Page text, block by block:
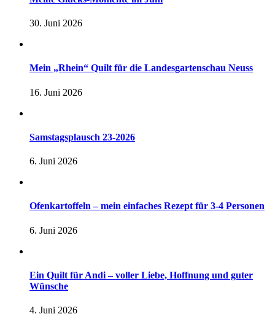
30. Juni 2026
Mein „Rhein“ Quilt für die Landesgartenschau Neuss
16. Juni 2026
Samstagsplausch 23-2026
6. Juni 2026
Ofenkartoffeln – mein einfaches Rezept für 3-4 Personen
6. Juni 2026
Ein Quilt für Andi – voller Liebe, Hoffnung und guter
Wünsche
4. Juni 2026